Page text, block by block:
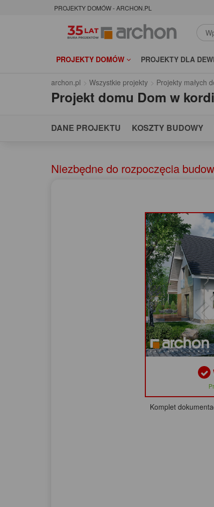
PROJEKTY DOMÓW - ARCHON.PL
PROJEKTY DOMÓW PROJEKTY DLA
archon.pl Wszystkie projekty Projekty małych
Projekt domu Dom w
DANE PROJEKTU KOSZTY BUDOWY
Niezbędne do rozpoczęcia
Komplet